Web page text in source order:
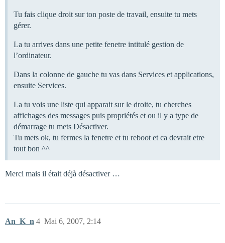
Tu fais clique droit sur ton poste de travail, ensuite tu mets
gérer.
La tu arrives dans une petite fenetre intitulé gestion de
l’ordinateur.
Dans la colonne de gauche tu vas dans Services et applications,
ensuite Services.
La tu vois une liste qui apparait sur le droite, tu cherches
affichages des messages puis propriétés et ou il y a type de
démarrage tu mets Désactiver.
Tu mets ok, tu fermes la fenetre et tu reboot et ca devrait etre
tout bon ^^
Merci mais il était déjà désactiver …
An_K_n Mai 6, 2007, 2:14
4